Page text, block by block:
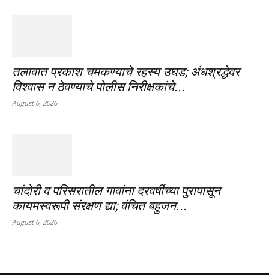
तलावात प्रकाश चमकण्याचे रहस्य उघड; अंधश्रद्धेवर
विश्वास न ठेवण्याचे पोलीस निरीक्षकांचे...
August 6, 2026
चांदोरी व परिसरातील गावांना दरवर्षीच्या पुरापासून
कायमस्वरूपी संरक्षण द्या; वंचित बहुजन...
August 6, 2026